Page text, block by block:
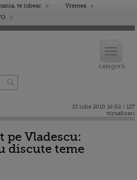
te iubesc
Vremea
13 iulie 2010 16:02 / 127
vizualizari
pe Vladescu:
discute teme